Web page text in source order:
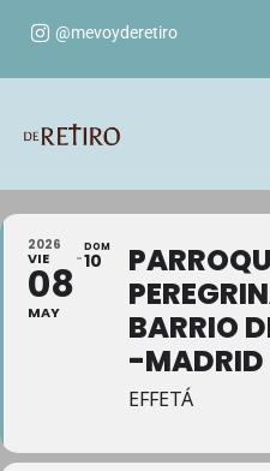
@mevoyderetiro
2026
VIE
08
MAY
DOM
10
BARRIO
-MADRID
EFFETÁ